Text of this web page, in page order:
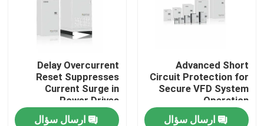
تور کارخانه
کنترل کیفیت
ولتاژ ولتاژ ولتاژ ولتاژ ولتاژ
ولتاژ ولتاژ ولتاژ ولتاژ ولتاژ
Advanced Short
Circuit Protection for
Secure VFD System
Operation
ارسال سؤال
Delay Overcurrent
Reset Suppresses
Current Surge in
Power Drives
ارسال سؤال